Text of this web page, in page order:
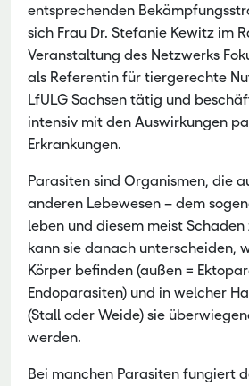
entsprechenden
sich Frau Dr. Stefanie Kewitz im
Veranstaltung des Netzwerks
als Referentin für tiergerechte
LfULG Sachsen tätig und
intensiv mit den Auswirkungen
Erkrankungen.
Parasiten sind Organismen, die
anderen Lebewesen – dem
leben und diesem meist
kann sie danach unterscheiden,
Körper befinden (außen =
Endoparasiten) und in welcher
(Stall oder Weide) sie
werden.
Bei manchen Parasiten fungiert